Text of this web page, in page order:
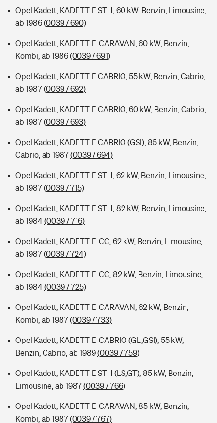
Opel Kadett, KADETT-E STH, 60 kW, Benzin, Limousine,
ab 1986(0039 / 690)
Opel Kadett, KADETT-E-CARAVAN, 60 kW, Benzin,
Kombi, ab 1986(0039 / 691)
Opel Kadett, KADETT-E CABRIO, 55 kW, Benzin, Cabrio,
ab 1987(0039 / 692)
Opel Kadett, KADETT-E CABRIO, 60 kW, Benzin, Cabrio,
ab 1987(0039 / 693)
Opel Kadett, KADETT-E CABRIO (GSI), 85 kW, Benzin,
Cabrio, ab 1987(0039 / 694)
Opel Kadett, KADETT-E STH, 62 kW, Benzin, Limousine,
ab 1987(0039 / 715)
Opel Kadett, KADETT-E STH, 82 kW, Benzin, Limousine,
ab 1984(0039 / 716)
Opel Kadett, KADETT-E-CC, 62 kW, Benzin, Limousine,
ab 1987(0039 / 724)
Opel Kadett, KADETT-E-CC, 82 kW, Benzin, Limousine,
ab 1984(0039 / 725)
Opel Kadett, KADETT-E-CARAVAN, 62 kW, Benzin,
Kombi, ab 1987(0039 / 733)
Opel Kadett, KADETT-E-CABRIO (GL,GSI), 55 kW,
Benzin, Cabrio, ab 1989(0039 / 759)
Opel Kadett, KADETT-E STH (LS,GT), 85 kW, Benzin,
Limousine, ab 1987(0039 / 766)
Opel Kadett, KADETT-E-CARAVAN, 85 kW, Benzin,
Kombi, ab 1987(0039 / 767)